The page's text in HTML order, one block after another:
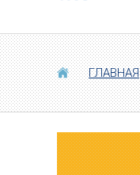
ГЛАВНАЯ